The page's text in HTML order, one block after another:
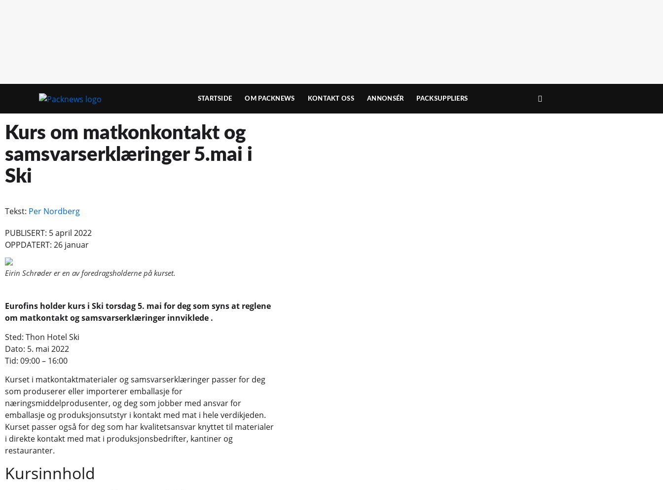
STARTSIDE OM PACKNEWS KONTAKT OSS ANNONSÉR PACKSUPPLIERS
Kurs om matkonkontakt og
samsvarserklæringer 5.mai i
Ski
Tekst: Per Nordberg
PUBLISERT: 5 april 2022
OPPDATERT: 26 januar
Eirin Schrøder er en av foredragsholderne på kurset.
Eurofins holder kurs i Ski torsdag 5. mai for deg som syns at reglene
om matkontakt og samsvarserklæringer innviklede .
Sted: Thon Hotel Ski
Dato: 5. mai 2022
Tid: 09:00 – 16:00
Kurset i matkontaktmaterialer og samsvarserklæringer passer for deg
som produserer eller importerer emballasje for
næringsmiddelprodusenter, og deg som jobber med ansvar for
emballasje og produksjonsutstyr i kontakt med mat i hele verdikjeden.
Kurset passer også for deg som har kvalitetsansvar knyttet til materialer
i direkte kontakt med mat i produksjonsbedrifter, kantiner og
restauranter.
Kursinnhold